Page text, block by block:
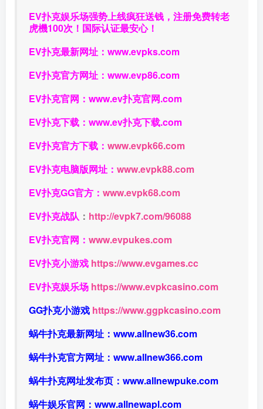
EV扑克娱乐场强势上线疯狂送钱，注册免费转老
虎機100次！国际认证最安心！
EV扑克最新网址： www.evpks.com
EV扑克官方网址： www.evp86.com
EV扑克官网： www.ev扑克官网.com
EV扑克下载： www.ev扑克下载.com
EV扑克官方下载： www.evpk66.com
EV扑克电脑版网址： www.evpk88.com
EV扑克GG官方： www.evpk68.com
EV扑克战队 ： http://evpk7.com/96088
EV扑克官网： www.evpukes.com
EV扑克小游戏 https://www.evgames.cc
EV扑克娱乐场 https://www.evpkcasino.com
GG扑克小游戏 https://www.ggpkcasino.com
蜗牛扑克最新网址： www.allnew36.com
蜗牛扑克官方网址： www.allnew366.com
蜗牛扑克网址发布页： www.allnewpuke.com
蜗牛娱乐官网： www.allnewapl.com